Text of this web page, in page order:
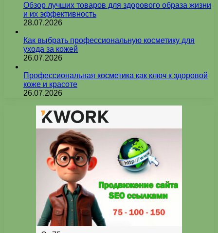
Обзор лучших товаров для здорового образа жизни
и их эффективность
28.07.2026
Как выбрать профессиональную косметику для
ухода за кожей
26.07.2026
Профессиональная косметика как ключ к здоровой
коже и красоте
26.07.2026